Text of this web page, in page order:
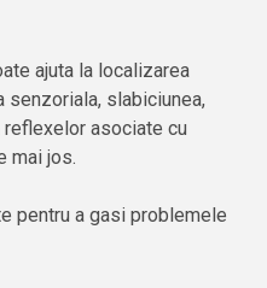
ajuta la localizarea
slabiciunea,
asociate cu
mai jos.
pentru a gasi problemele